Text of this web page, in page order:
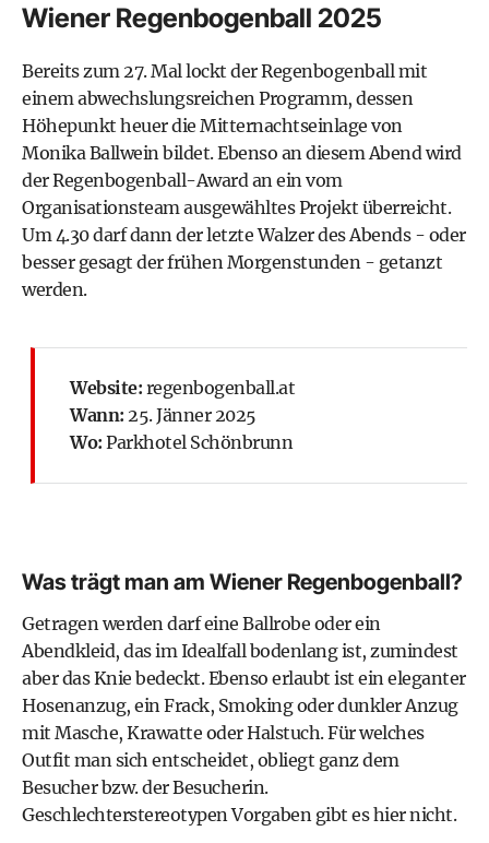
Wiener Regenbogenball 2025
Bereits zum 27. Mal lockt der Regenbogenball mit
einem abwechslungsreichen Programm, dessen
Höhepunkt heuer die Mitternachtseinlage von
Monika Ballweinbildet. Ebenso an diesem Abend wird
der Regenbogenball-Award an ein vom
Organisationsteam ausgewähltes Projekt überreicht.
Um 4.30 darf dann der letzte Walzer des Abends - oder
besser gesagt der frühen Morgenstunden - getanzt
werden.
Website: regenbogenball.at
Wann: 25. Jänner 2025
Wo: Parkhotel Schönbrunn
Was trägt man am Wiener Regenbogenball?
Getragen werden darf eine Ballrobe oder ein
Abendkleid, das im Idealfall bodenlang ist, zumindest
aber das Knie bedeckt. Ebenso erlaubt ist ein eleganter
Hosenanzug, ein Frack, Smoking oder dunkler Anzug
mit Masche, Krawatte oder Halstuch. Für welches
Outfit man sich entscheidet, obliegt ganz dem
Besucher bzw. der Besucherin.
Geschlechterstereotypen Vorgaben gibt es hier nicht.